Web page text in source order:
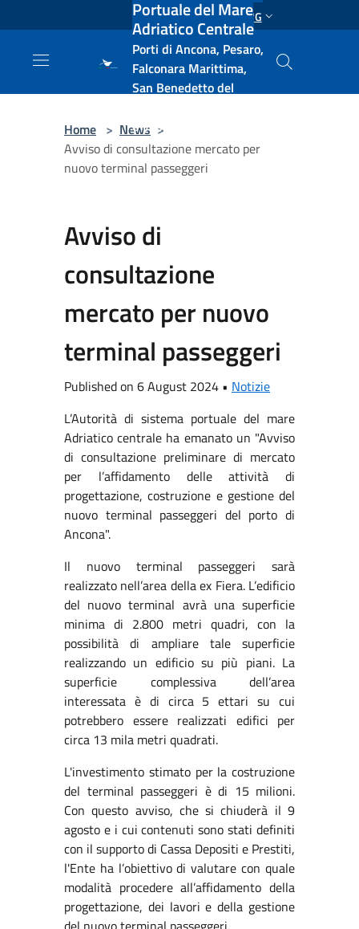
Salta al contenuto principale ENG
Portuale del Mare
Adriatico Centrale
Porti di Ancona, Pesaro,
Falconara Marittima,
San Benedetto del
e Vasto
Home > News >
Avviso di consultazione mercato per
nuovo terminal passeggeri
Avviso di
consultazione
mercato per nuovo
terminal passeggeri
Published on 6 August 2024 • Notizie
L’Autorità di sistema portuale del mare
Adriatico centrale ha emanato un "Avviso
di consultazione preliminare di mercato
per l’affidamento delle attività di
progettazione, costruzione e gestione del
nuovo terminal passeggeri del porto di
Ancona".
Il nuovo terminal passeggeri sarà
realizzato nell’area della ex Fiera. L’edificio
del nuovo terminal avrà una superficie
minima di 2.800 metri quadri, con la
possibilità di ampliare tale superficie
realizzando un edificio su più piani. La
superficie complessiva dell’area
interessata è di circa 5 ettari su cui
potrebbero essere realizzati edifici per
circa 13 mila metri quadrati.
L'investimento stimato per la costruzione
del terminal passeggeri è di 15 milioni.
Con questo avviso, che si chiuderà il 9
agosto e i cui contenuti sono stati definiti
con il supporto di Cassa Depositi e Prestiti,
l'Ente ha l’obiettivo di valutare con quale
modalità procedere all’affidamento della
progettazione, dei lavori e della gestione